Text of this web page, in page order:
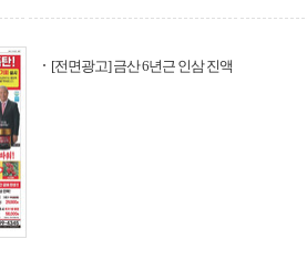
[전면광고] 금산 6년근 인삼 진액